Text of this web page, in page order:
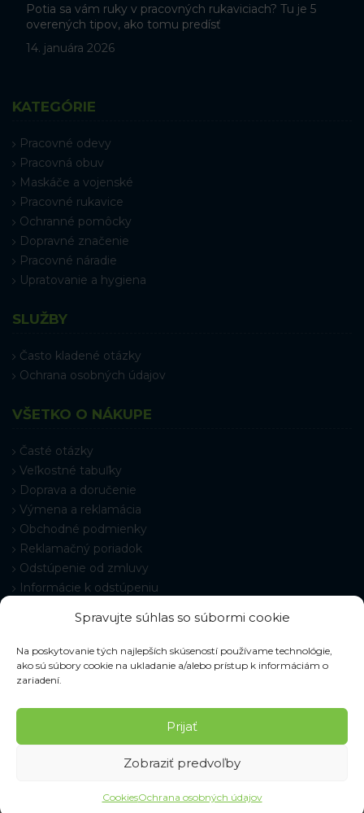
Spravujte súhlas so súbormi cookie
Na poskytovanie tých najlepších skúseností používame technológie,
ako sú súbory cookie na ukladanie a/alebo prístup k informáciám o
zariadení.
Prijať
Zobraziť predvoľby
CookiesOchrana osobných údajov
Potia sa vám ruky v pracovných rukaviciach? Tu je 5
overených tipov, ako tomu predísť
14. januára 2026
KATEGÓRIE
Pracovné odevy
Pracovná obuv
Maskáče a vojenské
Pracovné rukavice
Ochranné pomôcky
Dopravné značenie
Pracovné náradie
Upratovanie a hygiena
SLUŽBY
Často kladené otázky
Ochrana osobných údajov
VŠETKO O NÁKUPE
Časté otázky
Veľkostné tabuľky
Doprava a doručenie
Výmena a reklamácia
Obchodné podmienky
Reklamačný poriadok
Odstúpenie od zmluvy
Informácie k odstúpeniu
Nastavenie cookies
© 2026 Pracovné odevy ZIKO s. r. o., všetky práva vyhradené.